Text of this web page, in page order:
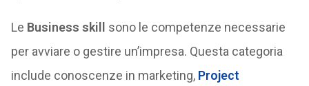
Le Business skill sono le competenze necessarie
per avviare o gestire un’impresa. Questa categoria
include conoscenze in marketing, Project